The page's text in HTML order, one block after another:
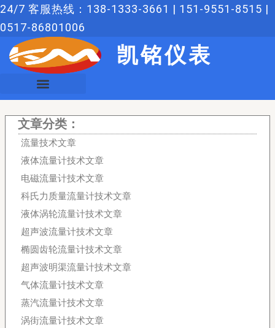
跳
至
24/7 客服热线：138-1333-3661 | 151-9551-8515 |
0517-86801006
凯铭仪表
文章分类：
流量技术文章
液体流量计技术文章
电磁流量计技术文章
科氏力质量流量计技术文章
液体涡轮流量计技术文章
超声波流量计技术文章
椭圆齿轮流量计技术文章
超声波明渠流量计技术文章
气体流量计技术文章
蒸汽流量计技术文章
涡街流量计技术文章